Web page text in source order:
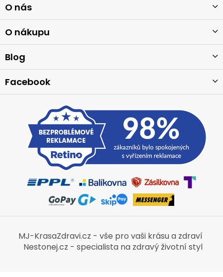
á
p
a
t
O nás
O nákupu
Blog
Facebook
MJ-KrasaZdravi.cz - vše pro vaši krásu a zdraví
Nestonej.cz - specialista na zdravý životní styl